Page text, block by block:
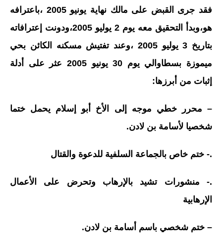
فقد جرى القبض على مالك نهاية يونيو 2005 ،باعترافه
هو،وبدأ التحقيق معه يوم 2 يوليو 2005،ودونت إعترافاته
بتاريخ 3 يوليو 2005 ،وعند تفتيش مسكنه الكائن بحي
ميموزة بسطاوالي يوم 30 يونيو 2005 عثر على أدلة
إثبات من أبرزها:
– محرر خطي موجه إلى الأخ أبو إسلام يحمل ختما
شخصيا لأسامة بن لادن.
.- ختم خاص بالجماعة السلفية للدعوة والقتال
.- منشورات تشيد بالإرهاب وتحرض على الأعمال
الإرهابية
– ختم شخصي باسم أسامة بن لادن.